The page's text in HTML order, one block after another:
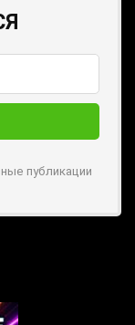
публикации